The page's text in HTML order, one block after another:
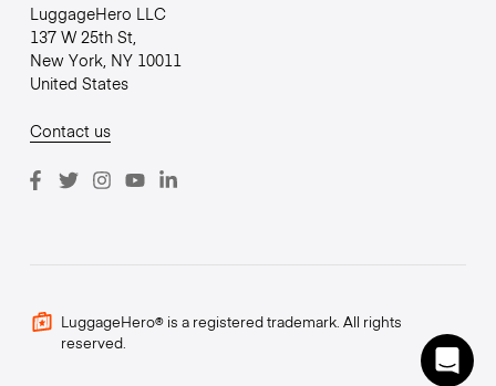
LuggageHero LLC
137 W 25th St,
New York, NY 10011
United States
Contact us
LuggageHero® is a registered trademark. All rights
reserved.